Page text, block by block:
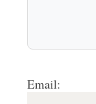
Email: